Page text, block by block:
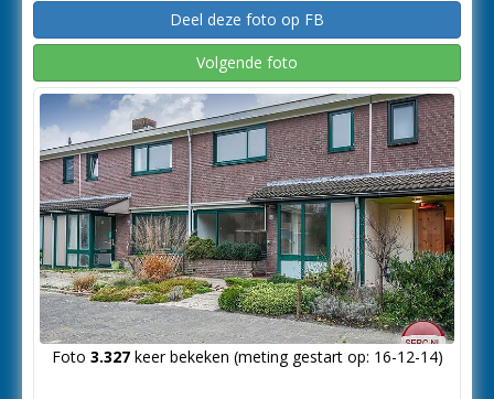
Deel deze foto op FB
Volgende foto
Foto 3.327keer bekeken (meting gestart op: 16-12-14)